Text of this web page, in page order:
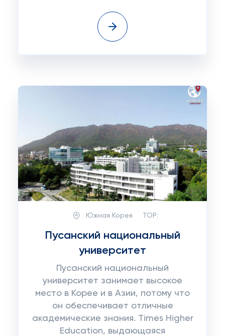
Южная Корея TOP:
Пусанский национальный
университет
Пусанский национальный
университет занимает высокое
место в Корее и в Азии, потому что
он обеспечивает отличные
академические знания. Times Higher
Education, выдающаяся